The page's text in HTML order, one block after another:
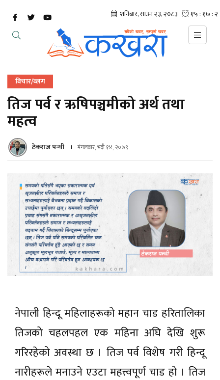
विचार/व्लग
तिज पर्व र ऋषिपञ्चमीको अर्थ तथा
महत्व
टेकराज पन्थी मंगलबार, भदौ १४, २०७९
नेपाली हिन्दू महिलाहरूको महान चाड हरितालिका
तिजको चहलपहल एक महिना अघि देखि शुरू
गरिरहेको अवस्था छ । तिज पर्व विशेष गरी हिन्दू
नारीहरूले मनाउने एउटा महत्त्वपूर्ण चाड हो । तिज